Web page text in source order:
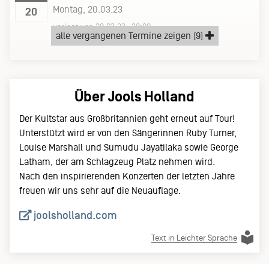
20
Montag, 20.03.23
verlegt von 20.03.23 –20:00
Technikum
alle vergangenen Termine zeigen (9)
Über Jools Holland
Der Kultstar aus Großbritannien geht erneut auf Tour!
Unterstützt wird er von den Sängerinnen Ruby Turner,
Louise Marshall und Sumudu Jayatilaka sowie George
Latham, der am Schlagzeug Platz nehmen wird.
Nach den inspirierenden Konzerten der letzten Jahre
freuen wir uns sehr auf die Neuauflage.
joolsholland.com
Text in Leichter Sprache